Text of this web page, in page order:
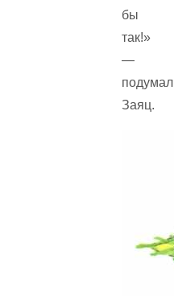
бы
так!»
—
подумал
Заяц.